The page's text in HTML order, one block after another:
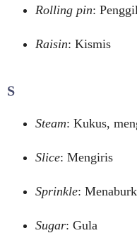
Rolling pin:
Raisin: Kismis
S
Steam: Kukus,
Slice: Mengiris
Sprinkle:
Sugar: Gula